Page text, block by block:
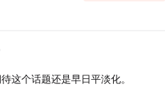
这个话题还是早日平淡化。